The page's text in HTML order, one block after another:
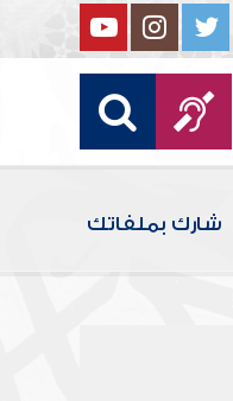
شارك بملفاتك